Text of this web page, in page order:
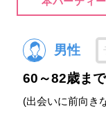
男性
60～82歳まで
(出会いに前向き